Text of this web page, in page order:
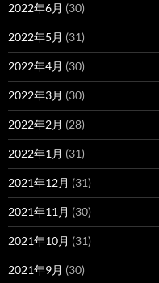
2022年6月 (30)
2022年5月 (31)
2022年4月 (30)
2022年3月 (30)
2022年2月 (28)
2022年1月 (31)
2021年12月 (31)
2021年11月 (30)
2021年10月 (31)
2021年9月 (30)